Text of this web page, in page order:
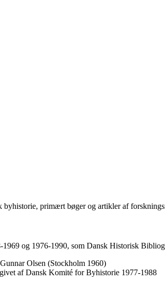
primært bøger og artikler af
og 1976-1990, som Dansk Historisk
Olsen (Stockholm 1960)
af Dansk Komité for Byhistorie 1977-1988